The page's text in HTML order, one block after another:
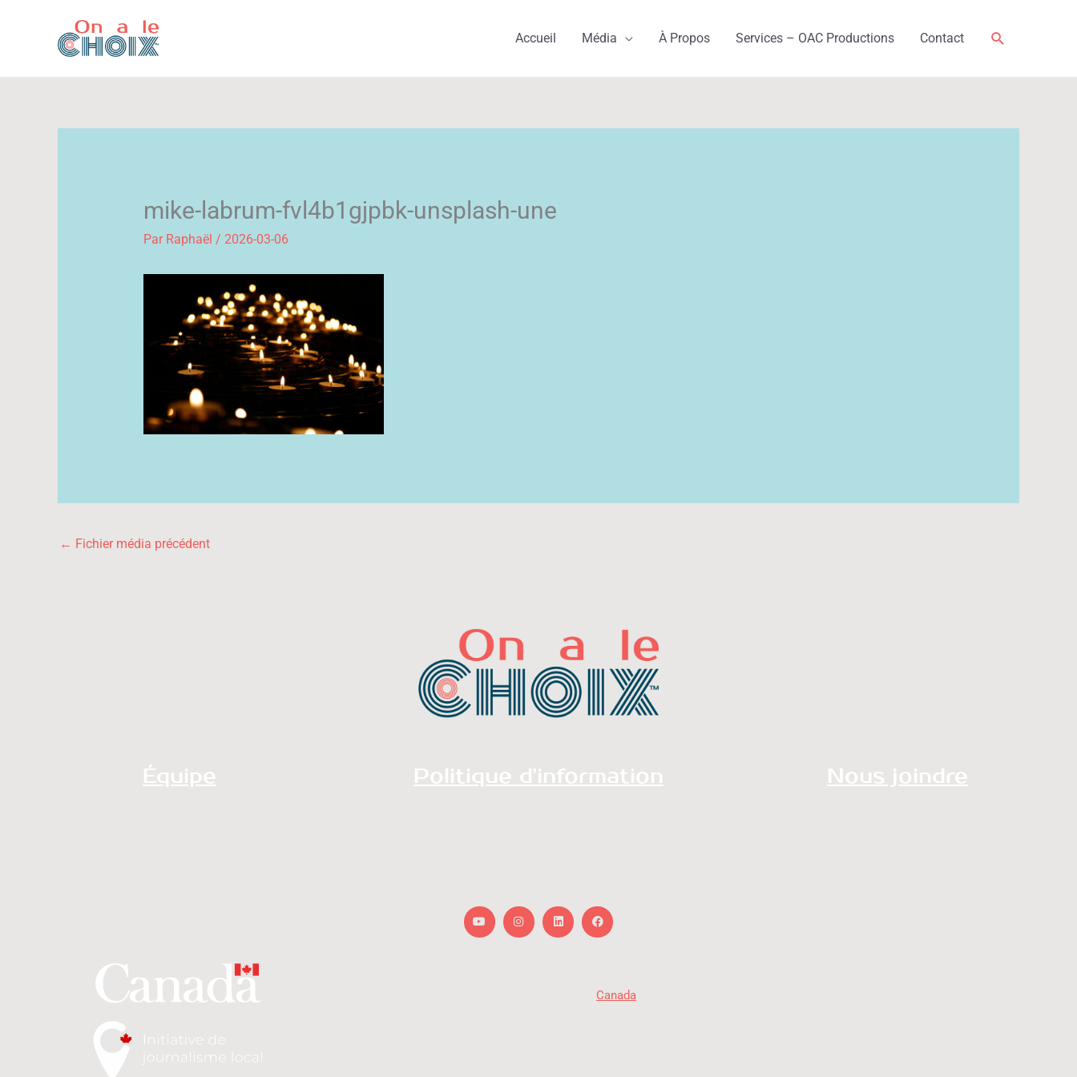
Accueil Média À Propos Services – OAC Productions Contact Rechercher
mike-labrum-fvl4b1gjpbk-unsplash-une
Par Raphaël / 2026-03-06
← Fichier média précédent
Équipe Politique d'information Nous joindre
YoutubeInstagramLinkedinFacebook
Canada